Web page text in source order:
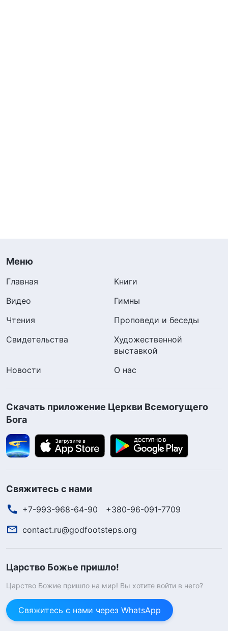
Меню
Главная
Книги
Видео
Гимны
Чтения
Проповеди и беседы
Свидетельства
Художественной
выставкой
Новости
О нас
Скачать приложение Церкви Всемогущего
Бога
Свяжитесь с нами
+7-993-968-64-90
+380-96-091-7709
contact.ru@godfootsteps.org
Царство Божье пришло!
Царство Божие пришло на мир! Вы хотите войти в него?
Свяжитесь с нами через WhatsApp